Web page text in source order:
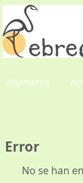
Alojamientos
Error
No se han